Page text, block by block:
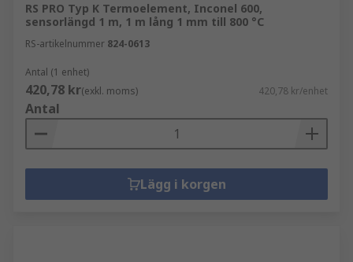
RS PRO Typ K Termoelement, Inconel 600,
sensorlängd 1 m, 1 m lång 1 mm till 800 °C
RS-artikelnummer 824-0613
Antal (1 enhet)
420,78 kr(exkl. moms) 420,78 kr/enhet
Antal
Lägg i korgen